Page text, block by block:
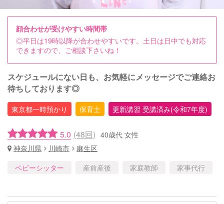
顔合わせが受けやすい時間帯
◎平日は19時以降が合わせやすいです。土日は日中でも対応
できますので、ご相談下さいね！
スケジュールにない日も、お気軽にメッセージでご連絡お
待ちしております◎
東京都一時預かり 保育士 更新講習 受講済み(令和7年度)
5.0 (48回) 40歳代 女性
神奈川県
川崎市
麻生区
ベビーシッター
産前産後 家庭教師 家事代行